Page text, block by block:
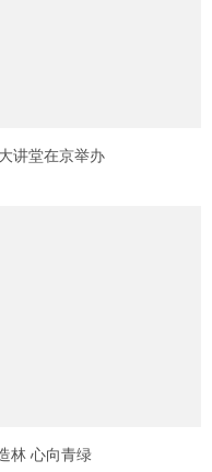
讲堂在京举办
林 心向青绿